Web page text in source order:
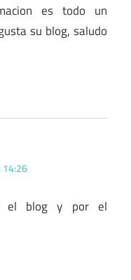
es todo un
su blog, saludo
14:26
el blog y por el